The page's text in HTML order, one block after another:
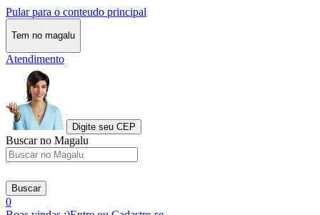
Pular para o conteudo principal
Tem no magalu
Atendimento
Digite seu CEP
Buscar no Magalu
Buscar
0